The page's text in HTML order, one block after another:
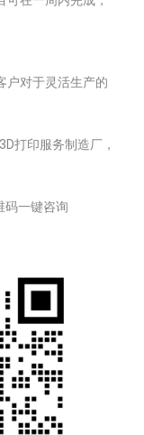
户对于灵活生产的
打印服务制造厂，
码一键咨询